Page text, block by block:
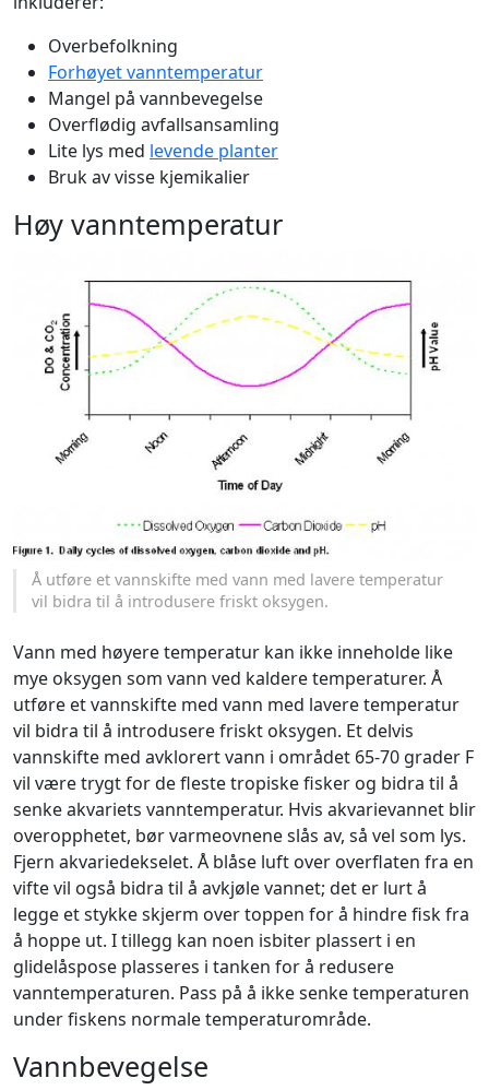
Overbefolkning
Forhøyet vanntemperatur
Mangel på vannbevegelse
Overflødig avfallsansamling
Lite lys med levende planter
Bruk av visse kjemikalier
Høy vanntemperatur
Å utføre et vannskifte med vann med lavere temperatur
vil bidra til å introdusere friskt oksygen.
Vann med høyere temperatur kan ikke inneholde like
mye oksygen som vann ved kaldere temperaturer. Å
utføre et vannskifte med vann med lavere temperatur
vil bidra til å introdusere friskt oksygen. Et delvis
vannskifte med avklorert vann i området 65-70 grader F
vil være trygt for de fleste tropiske fisker og bidra til å
senke akvariets vanntemperatur. Hvis akvarievannet blir
overopphetet, bør varmeovnene slås av, så vel som lys.
Fjern akvariedekselet. Å blåse luft over overflaten fra en
vifte vil også bidra til å avkjøle vannet; det er lurt å
legge et stykke skjerm over toppen for å hindre fisk fra
å hoppe ut. I tillegg kan noen isbiter plassert i en
glidelåspose plasseres i tanken for å redusere
vanntemperaturen. Pass på å ikke senke temperaturen
under fiskens normale temperaturområde.
Vannbevegelse